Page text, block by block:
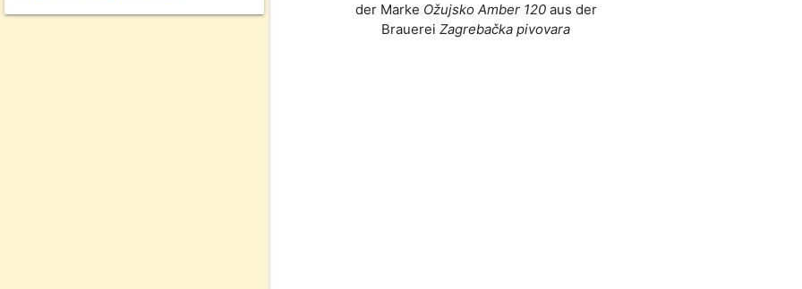
der Marke Ožujsko Amber 120aus der
BrauereiZagrebačka pivovara